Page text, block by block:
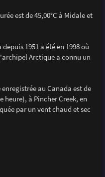
est de 45,00°C à Midale et
1951 a été en 1998 où
Arctique a connu un
au Canada est de
heure), à Pincher Creek, en
par un vent chaud et sec